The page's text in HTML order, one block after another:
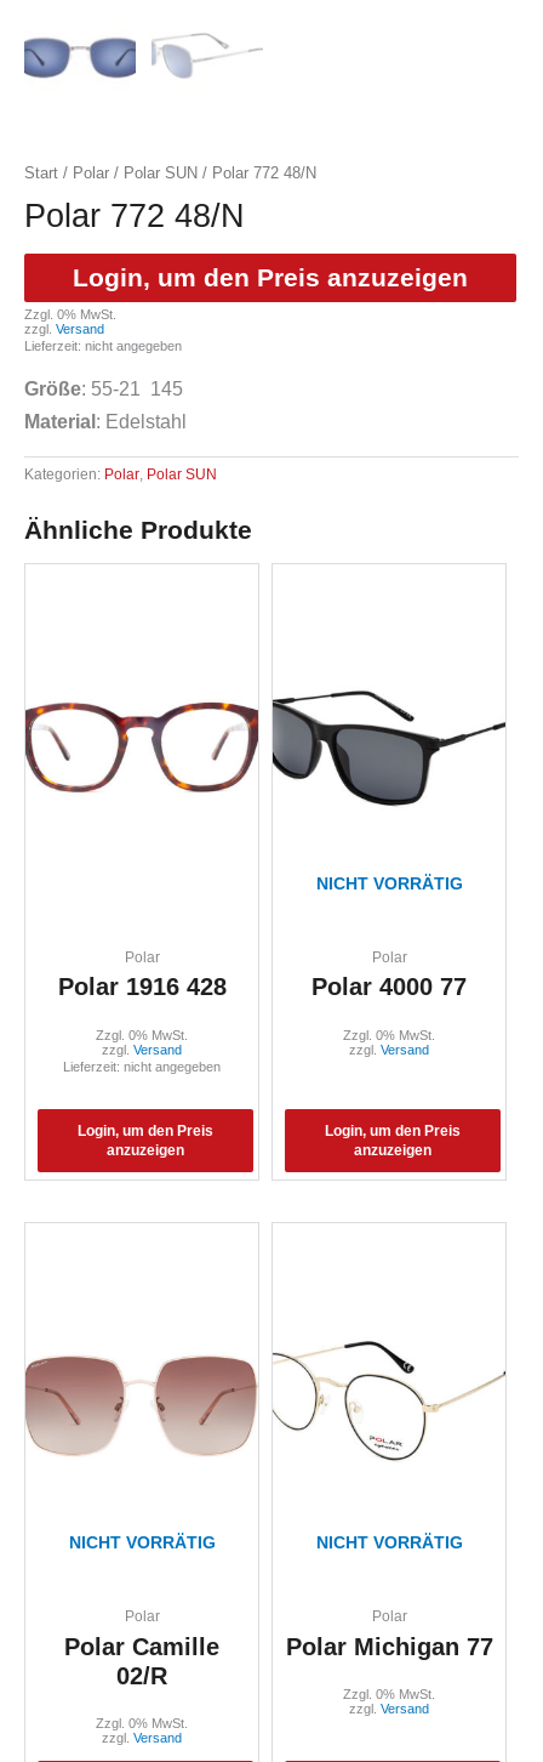
Start / Polar / Polar SUN / Polar 772 48/N
Polar 772 48/N
Login, um den Preis anzuzeigen
Zzgl. 0% MwSt.
zzgl. Versand
Lieferzeit: nicht angegeben
Größe: 55-21 145
Material : Edelstahl
Kategorien: Polar Polar SUN
Ähnliche Produkte
Polar
Polar 1916 428
Login, um den Preis
anzuzeigen
Zzgl. 0% MwSt.
zzgl. Versand
Lieferzeit: nicht angegeben
NICHT VORRÄTIG
Polar
Polar 4000 77
Login, um den Preis
anzuzeigen
Zzgl. 0% MwSt.
zzgl. Versand
NICHT VORRÄTIG
Polar
Polar Camille
02/R
Zzgl. 0% MwSt.
zzgl. Versand
NICHT VORRÄTIG
Polar
Polar Michigan 77
Zzgl. 0% MwSt.
zzgl. Versand